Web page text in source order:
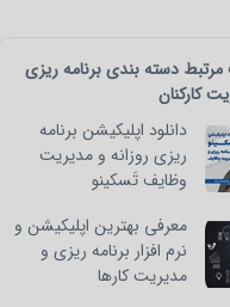
دسته بندی برنامه ریزی
کارکنان
دانلود اپلیکیشن برنامه
ریزی روزانه و مدیریت
وظایف تَسکینو
معرفی بهترین اپلیکیشن و
نرم افزار برنامه ریزی و
مدیریت کارها